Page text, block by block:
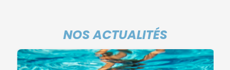
NOS ACTUALITÉS